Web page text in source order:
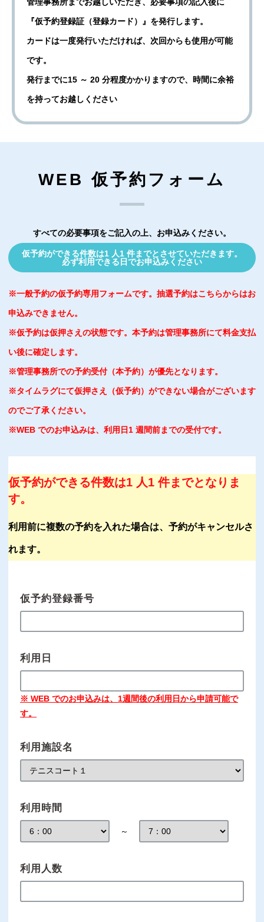
管理事務所までお越しいただき、必要事項の記入後に
『仮予約登録証（登録カード）』を発行します。
カードは一度発行いただければ、次回からも使用が可能
です。
発行までに15 ～ 20 分程度かかりますので、時間に余裕
を持ってお越しください
WEB 仮予約フォーム
すべての必要事項をご記入の上、お申込みください。
仮予約ができる件数は1 人1 件までとさせていただきます。
必ず利用できる日でお申込みください
※一般予約の仮予約専用フォームです。抽選予約はこちらからはお
申込みできません。
※仮予約は仮押さえの状態です。本予約は管理事務所にて料金支払
い後に確定します。
※管理事務所での予約受付（本予約）が優先となります。
※タイムラグにて仮押さえ（仮予約）ができない場合がございます
のでご了承ください。
※WEB でのお申込みは、利用日1 週間前までの受付です。
仮予約ができる件数は1 人1 件までとなりま
す。
利用前に複数の予約を入れた場合は、予約がキャンセルさ
れます。
仮予約登録番号
利用日
※ WEB でのお申込みは、1週間後の利用日から申請可能で
す。
利用施設名
利用時間
～
利用人数